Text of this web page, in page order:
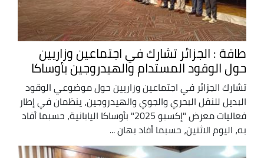
طاقة : الجزائر تشارك في اجتماعين وزاريين
حول الوقود المستدام والهيدروجين بأوساكا
تشارك الجزائر في اجتماعين وزاريين حول موضوعي الوقود
البديل للنقل البحري والجوي والهيدروجين، ينظمان في إطار
فعاليات معرض "إكسبو 2025" بأوساكا اليابانية، حسبما أفاد
به، اليوم الاثنين، حسبما أفاد بهان ...